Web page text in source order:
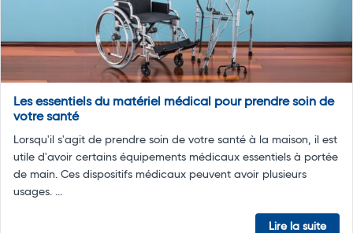
Les essentiels du matériel médical pour prendre soin de
votre santé
Lorsqu'il s'agit de prendre soin de votre santé à la maison, il est
utile d'avoir certains équipements médicaux essentiels à portée
de main. Ces dispositifs médicaux peuvent avoir plusieurs
usages. ...
Lire la suite